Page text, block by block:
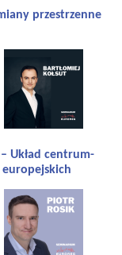
przestrzenne
Układ centrum-